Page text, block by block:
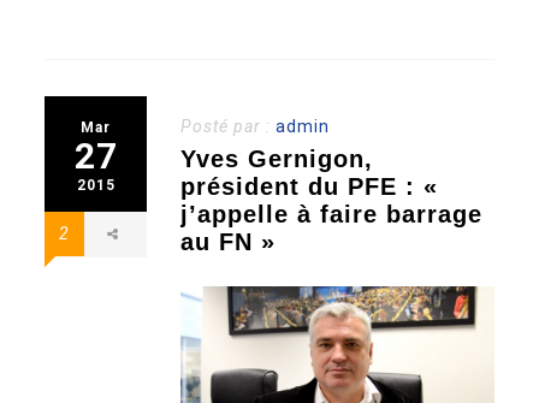
Mar
27
2015
2
Posté par :admin
Yves Gernigon,
président du PFE : «
j’appelle à faire barrage
au FN »